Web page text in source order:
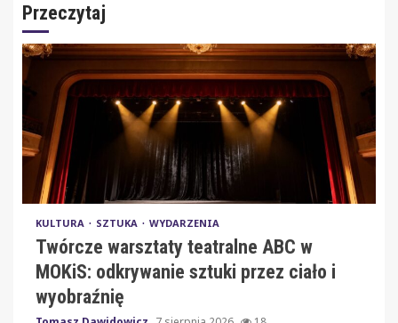
Przeczytaj
KULTURA SZTUKA WYDARZENIA
Twórcze warsztaty teatralne ABC w
MOKiS: odkrywanie sztuki przez ciało i
wyobraźnię